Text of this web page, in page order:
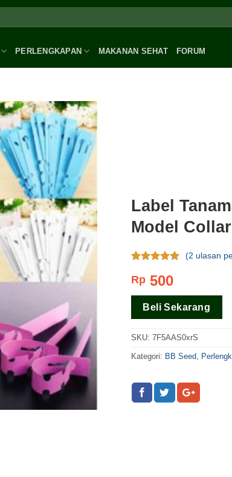
PERLENGKAPAN MAKANAN SEHAT FORUM
Label
Model
dari 5
pelanggan
(2 ulasan
Rp500
Beli Sekarang
SKU: 7F5AAS0xrS
Kategori: BB Seed,